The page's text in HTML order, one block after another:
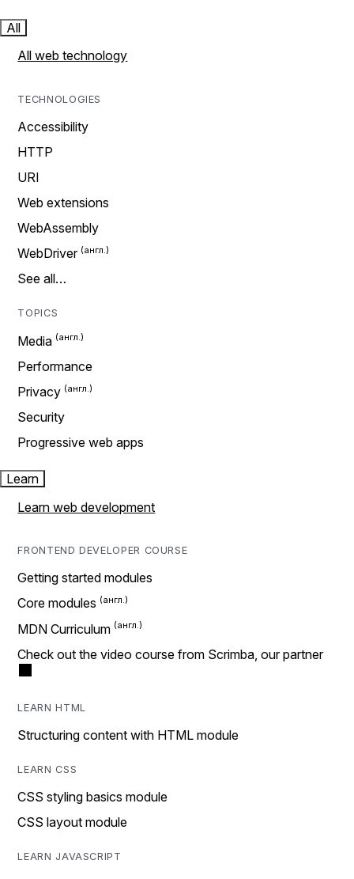
All
All web technology
TECHNOLOGIES
Accessibility
HTTP
URI
Web extensions
WebAssembly
WebDriver
See all…
TOPICS
Media
Performance
Privacy
Security
Progressive web apps
Learn
Learn web development
FRONTEND DEVELOPER COURSE
Getting started modules
Core modules
MDN Curriculum
Check out the video course from Scrimba, our partner
LEARN HTML
Structuring content with HTML module
LEARN CSS
CSS styling basics module
CSS layout module
LEARN JAVASCRIPT